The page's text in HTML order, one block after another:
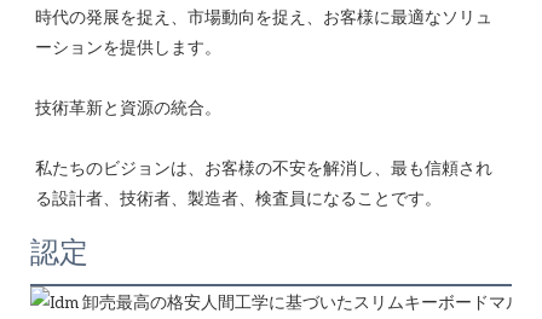
時代の発展を捉え、市場動向を捉え、お客様に最適なソリュ
私たちのビジョンは、お客様の不安を解消し、最も信頼され
認定